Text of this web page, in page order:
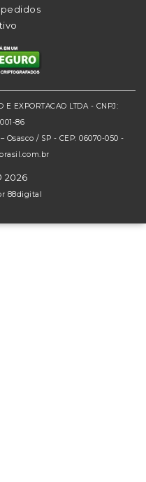
E EXPORTACAO LTDA - CNPJ:
86
/ SP - CEP: 06070-050 -
2026
88digital